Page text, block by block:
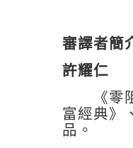
審譯者簡
許耀仁
《零阻
富經典》
品。